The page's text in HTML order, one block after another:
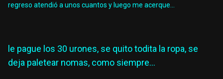
regreso atendió a unos cuantos y luego me acerque...
le pague los 30 urones, se quito todita la ropa, se
deja paletear nomas, como siempre...